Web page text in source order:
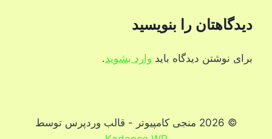
دیدگاهتان را بنویسید
برای نوشتن دیدگاه باید وارد بشوید.
© 2026 منجی کامپیوتر - قالب وردپرس توسط